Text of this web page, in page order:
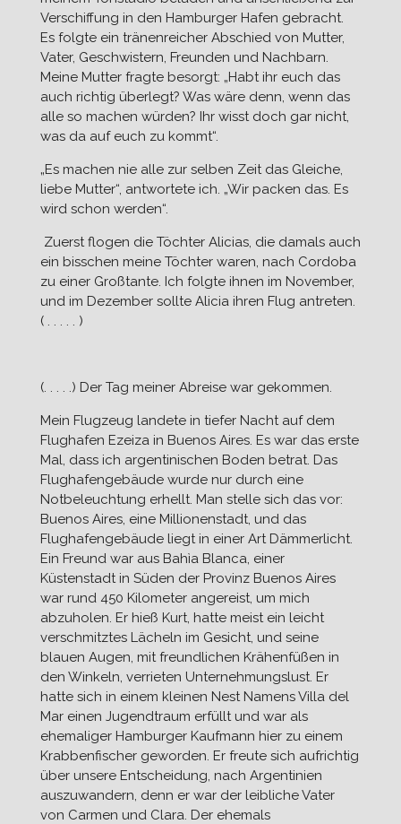
Verschiffung in den Hamburger Hafen gebracht.
Es folgte ein tränenreicher Abschied von Mutter,
Vater, Geschwistern, Freunden und Nachbarn.
Meine Mutter fragte besorgt: „Habt ihr euch das
auch richtig überlegt? Was wäre denn, wenn das
alle so machen würden? Ihr wisst doch gar nicht,
was da auf euch zu kommt“.
„Es machen nie alle zur selben Zeit das Gleiche,
liebe Mutter“, antwortete ich. „Wir packen das. Es
wird schon werden“.
Zuerst flogen die Töchter Alicias, die damals auch
ein bisschen meine Töchter waren, nach Cordoba
zu einer Großtante. Ich folgte ihnen im November,
und im Dezember sollte Alicia ihren Flug antreten.
( . . . . . )
(. . . . .) Der Tag meiner Abreise war gekommen.
Mein Flugzeug landete in tiefer Nacht auf dem
Flughafen Ezeiza in Buenos Aires. Es war das erste
Mal, dass ich argentinischen Boden betrat. Das
Flughafengebäude wurde nur durch eine
Notbeleuchtung erhellt. Man stelle sich das vor:
Buenos Aires, eine Millionenstadt, und das
Flughafengebäude liegt in einer Art Dämmerlicht.
Ein Freund war aus Bahìa Blanca, einer
Küstenstadt in Süden der Provinz Buenos Aires
war rund 450 Kilometer angereist, um mich
abzuholen. Er hieß Kurt, hatte meist ein leicht
verschmitztes Lächeln im Gesicht, und seine
blauen Augen, mit freundlichen Krähenfüßen in
den Winkeln, verrieten Unternehmungslust. Er
hatte sich in einem kleinen Nest Namens Villa del
Mar einen Jugendtraum erfüllt und war als
ehemaliger Hamburger Kaufmann hier zu einem
Krabbenfischer geworden. Er freute sich aufrichtig
über unsere Entscheidung, nach Argentinien
auszuwandern, denn er war der leibliche Vater
von Carmen und Clara. Der ehemals